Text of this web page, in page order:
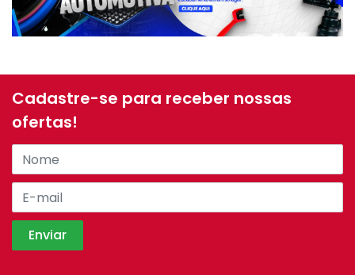
Cadastre-se para receber nossas
ofertas!